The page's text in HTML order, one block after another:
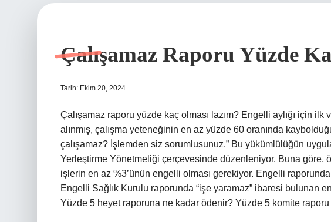
Çalışamaz Raporu Yüzde
Tarih: Ekim 20, 2024
Çalışamaz raporu yüzde kaç olması lazım? Engelli aylığı için
alınmış, çalışma yeteneğinin en az yüzde 60 oranında
çalışamaz? İşlemden siz sorumlusunuz.” Bu yükümlülüğün
Yerleştirme Yönetmeliği çerçevesinde düzenleniyor. Buna göre,
işlerin en az %3’ünün engelli olması gerekiyor. Engelli
Engelli Sağlık Kurulu raporunda “işe yaramaz” ibaresi bulunan
Yüzde 5 heyet raporuna ne kadar ödenir? Yüzde 5 komite